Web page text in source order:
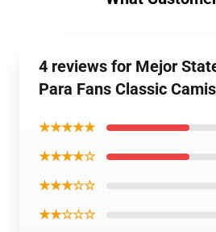
4 reviews for Mejor
Para Fans Classic
★★★★★
★★★★☆
★★★☆☆
★★☆☆☆